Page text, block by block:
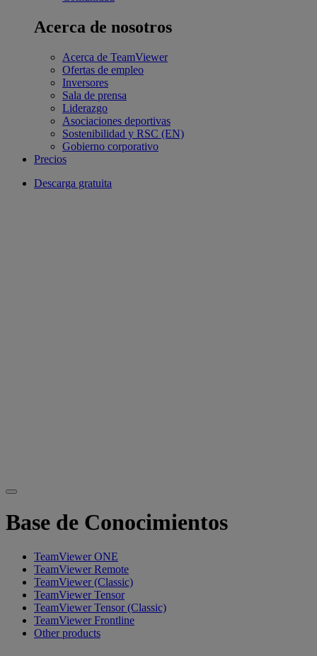
Acerca de nosotros
Acerca de TeamViewer
Ofertas de empleo
Inversores
Sala de prensa
Liderazgo
Asociaciones deportivas
Sostenibilidad y RSC (EN)
Gobierno corporativo
Precios
Descarga gratuita
Base de Conocimientos
TeamViewer ONE
TeamViewer Remote
TeamViewer (Classic)
TeamViewer Tensor
TeamViewer Tensor (Classic)
TeamViewer Frontline
Other products